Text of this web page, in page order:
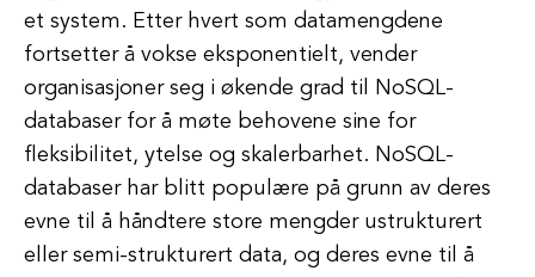
et system. Etter hvert som datamengdene
fortsetter å vokse eksponentielt, vender
organisasjoner seg i økende grad til NoSQL-
databaser for å møte behovene sine for
fleksibilitet, ytelse og skalerbarhet. NoSQL-
databaser har blitt populære på grunn av deres
evne til å håndtere store mengder ustrukturert
eller semi-strukturert data, og deres evne til å